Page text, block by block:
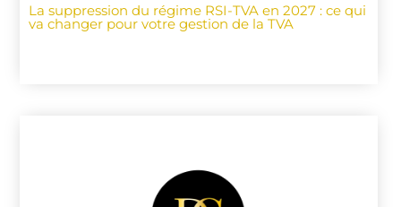
La suppression du régime RSI-TVA en 2027 : ce qui
va changer pour votre gestion de la TVA